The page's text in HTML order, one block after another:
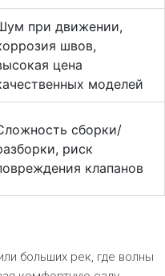
при движении,
швов,
цена
моделей
сборки/
риск
клапанов
больших рек, где волны